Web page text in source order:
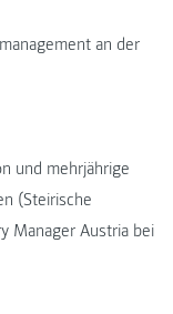
an der
und mehrjährige
(Steirische
Manager Austria bei